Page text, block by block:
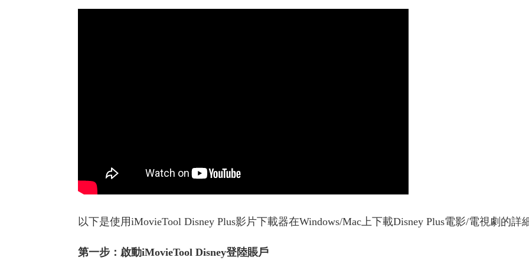
以下是使用iMovieTool Disney Plus影片下載器在Windows/Mac上下載Disney Plus電影/電視劇的詳
第一步：啟動iMovieTool Disney登陸賬戶